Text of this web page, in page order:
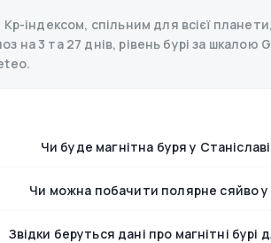
індексом, спільним для всієї
на 3 та 27 днів, рівень бурі за шкалою
Чи буде магнітна буря у
Чи можна побачити полярне сяйво у
Звідки беруться дані про магнітні бурі